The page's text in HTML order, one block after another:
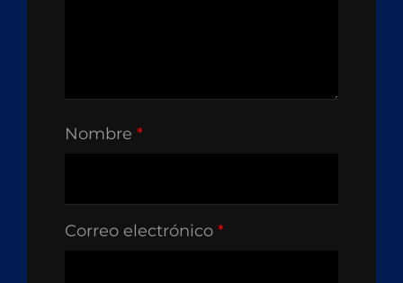
Nombre *
Correo electrónico *